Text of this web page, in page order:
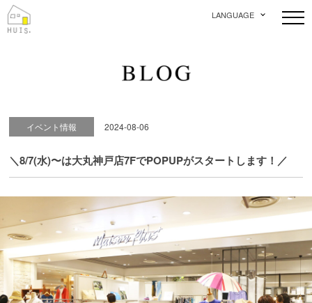
LANGUAGE
イベント情報 2024-08-06
＼8/7(水)〜は大丸神戸店7FでPOPUPがスタートします！／